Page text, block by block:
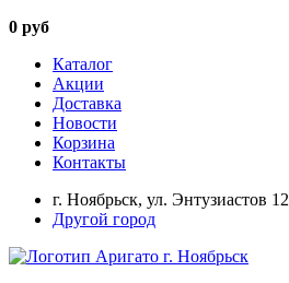
0 руб
Каталог
Акции
Доставка
Новости
Корзина
Контакты
г. Ноябрьск, ул. Энтузиастов 12
Другой город